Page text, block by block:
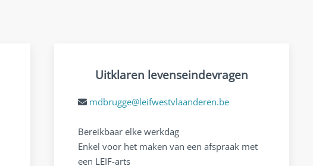
Uitklaren levenseindevragen
mdbrugge@leifwestvlaanderen.be
Bereikbaar elke werkdag
Enkel voor het maken van een afspraak met
een LEIF-arts